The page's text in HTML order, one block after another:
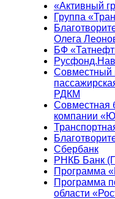
«Активный
Группа
Олега
БФ
Совместный
РДКМ
Совместная
компании
Сбербанк
РНКБ Банк
Программа
Программа
области